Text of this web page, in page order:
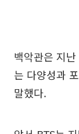
백악관은 지
는 다양성과
말했다.